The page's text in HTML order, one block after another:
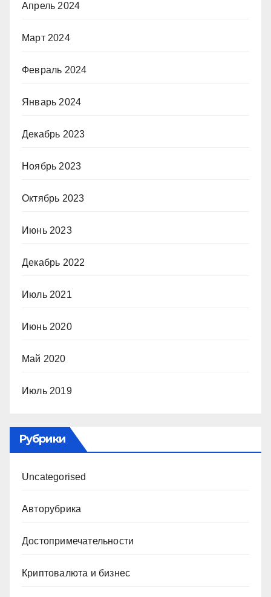
Апрель 2024
Март 2024
Февраль 2024
Январь 2024
Декабрь 2023
Ноябрь 2023
Октябрь 2023
Июнь 2023
Декабрь 2022
Июль 2021
Июнь 2020
Май 2020
Июль 2019
Рубрики
Uncategorised
Авторубрика
Достопримечательности
Криптовалюта и бизнес